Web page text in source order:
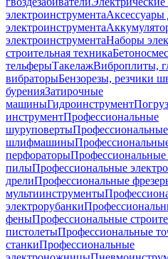
электроинструментаАксессуары
электроинструмента
электроинструментаНаборы
строительная техника
тельферыТакелажВиброплиты,
вибраторыБензорезы, резчики
буренияЗатирочные
машиныГидроинструмент
инструментПрофессиональные
шуруповертыПрофессиональные
шлифмашины
перфораторы
пилыПрофессиональные
дрелиПрофессиональные
мультиинструменты
электрорубанки
феныПрофессиональные
пистолетыПрофессиональные
станкиПрофессиональные